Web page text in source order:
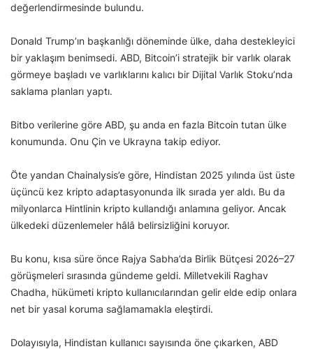
değerlendirmesinde bulundu.
Donald Trump’ın başkanlığı döneminde ülke, daha destekleyici
bir yaklaşım benimsedi. ABD, Bitcoin’i stratejik bir varlık olarak
görmeye başladı ve varlıklarını kalıcı bir Dijital Varlık Stoku’nda
saklama planları yaptı.
Bitbo verilerine göre ABD, şu anda en fazla Bitcoin tutan ülke
konumunda. Onu Çin ve Ukrayna takip ediyor.
Öte yandan Chainalysis’e göre, Hindistan 2025 yılında üst üste
üçüncü kez kripto adaptasyonunda ilk sırada yer aldı. Bu da
milyonlarca Hintlinin kripto kullandığı anlamına geliyor. Ancak
ülkedeki düzenlemeler hâlâ belirsizliğini koruyor.
Bu konu, kısa süre önce Rajya Sabha’da Birlik Bütçesi 2026–27
görüşmeleri sırasında gündeme geldi. Milletvekili Raghav
Chadha, hükümeti kripto kullanıcılarından gelir elde edip onlara
net bir yasal koruma sağlamamakla eleştirdi.
Dolayısıyla, Hindistan kullanıcı sayısında öne çıkarken, ABD